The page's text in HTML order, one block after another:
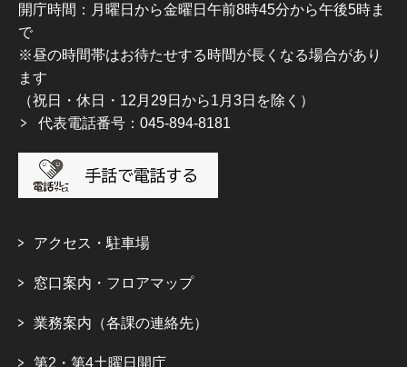
開庁時間：月曜日から金曜日午前8時45分から午後5時ま
で
※昼の時間帯はお待たせする時間が長くなる場合があり
ます
（祝日・休日・12月29日から1月3日を除く）
代表電話番号：045-894-8181
アクセス・駐車場
窓口案内・フロアマップ
業務案内（各課の連絡先）
第2・第4土曜日開庁